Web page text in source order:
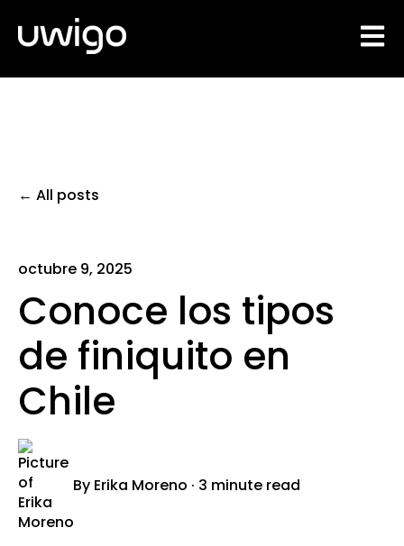
All posts
octubre 9, 2025
Conoce los tipos
de finiquito en
Chile
By Erika Moreno · 3 minute read